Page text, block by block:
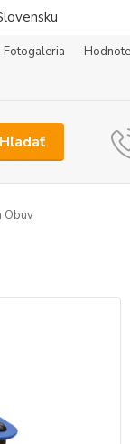
Fotogaleria
Hľadať
Obuv